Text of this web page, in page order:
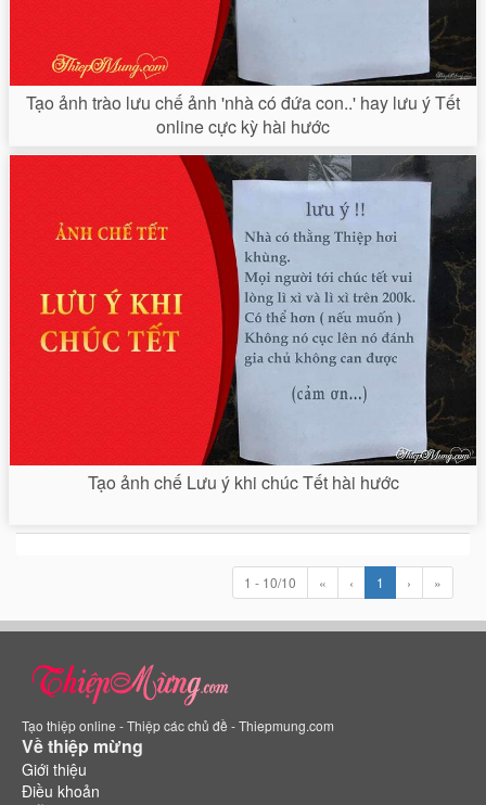
Tạo ảnh trào lưu chế ảnh 'nhà có đứa con..' hay lưu ý Tết
online cực kỳ hài hước
Tạo ảnh chế Lưu ý khi chúc Tết hài hước
1 - 10/10 « ‹ 1 › »
Tạo thiệp online - Thiệp các chủ đề - Thiepmung.com
Về thiệp mừng
Giới thiệu
Điều khoản